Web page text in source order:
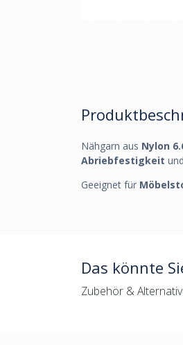
Nähgarn aus Nylon
Abriebfestigkeit und
Geeignet für
Das könnte
Zubehör &